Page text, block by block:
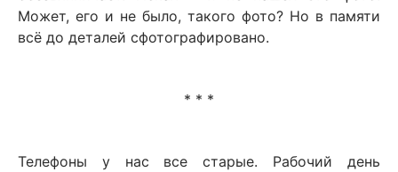
Может, его и не было, такого фото? Но в памяти
всё до деталей сфотографировано.
* * *
Телефоны у нас все старые. Рабочий день